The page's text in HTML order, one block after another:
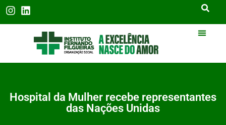
Hospital da Mulher recebe representantes
das Nações Unidas